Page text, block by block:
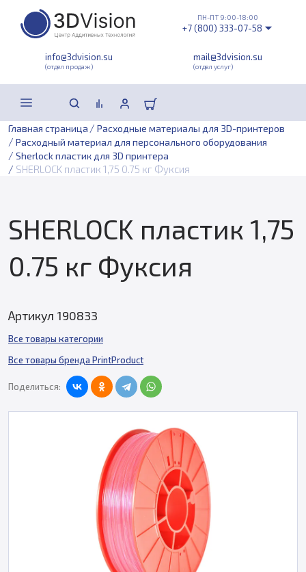
info@3dvision.su
(отдел продаж)
mail@3dvision.su
(отдел услуг)
ПН-ПТ 9:00-18:00
+7 (800) 333-07-58
Главная страница / Расходные материалы для 3D-принтеров
/ Расходный материал для персонального оборудования
/ Sherlock пластик для 3D принтера
/ SHERLOCK пластик 1,75 0.75 кг Фуксия
SHERLOCK пластик 1,75
0.75 кг Фуксия
Артикул 190833
Все товары категории
Все товары бренда PrintProduct
Поделиться: